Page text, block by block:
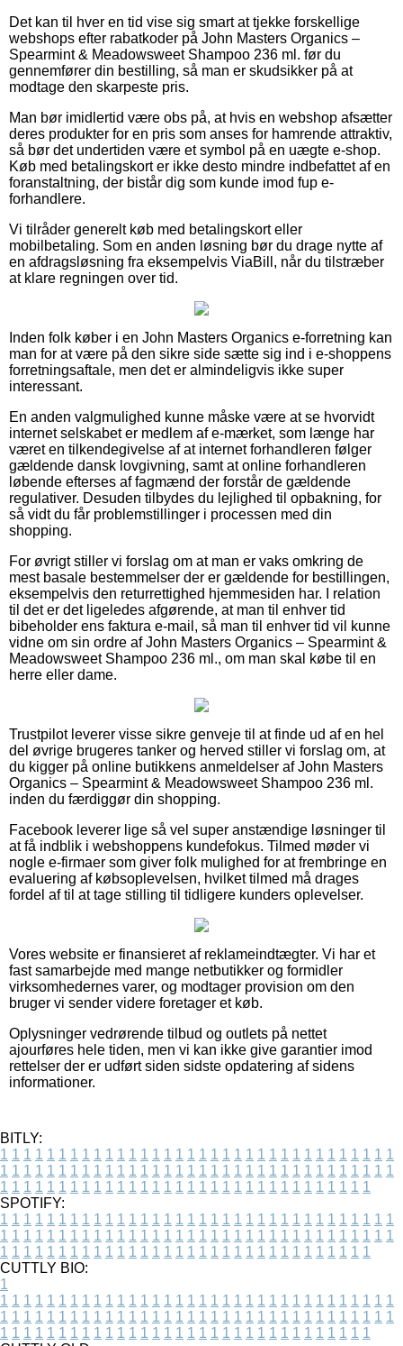
Det kan til hver en tid vise sig smart at tjekke forskellige
webshops efter rabatkoder på John Masters Organics –
Spearmint & Meadowsweet Shampoo 236 ml. før du
gennemfører din bestilling, så man er skudsikker på at
modtage den skarpeste pris.
Man bør imidlertid være obs på, at hvis en webshop afsætter
deres produkter for en pris som anses for hamrende attraktiv,
så bør det undertiden være et symbol på en uægte e-shop.
Køb med betalingskort er ikke desto mindre indbefattet af en
foranstaltning, der bistår dig som kunde imod fup e-
forhandlere.
Vi tilråder generelt køb med betalingskort eller
mobilbetaling. Som en anden løsning bør du drage nytte af
en afdragsløsning fra eksempelvis ViaBill, når du tilstræber
at klare regningen over tid.
Inden folk køber i en John Masters Organics e-forretning kan
man for at være på den sikre side sætte sig ind i e-shoppens
forretningsaftale, men det er almindeligvis ikke super
interessant.
En anden valgmulighed kunne måske være at se hvorvidt
internet selskabet er medlem af e-mærket, som længe har
været en tilkendegivelse af at internet forhandleren følger
gældende dansk lovgivning, samt at online forhandleren
løbende efterses af fagmænd der forstår de gældende
regulativer. Desuden tilbydes du lejlighed til opbakning, for
så vidt du får problemstillinger i processen med din
shopping.
For øvrigt stiller vi forslag om at man er vaks omkring de
mest basale bestemmelser der er gældende for bestillingen,
eksempelvis den returrettighed hjemmesiden har. I relation
til det er det ligeledes afgørende, at man til enhver tid
bibeholder ens faktura e-mail, så man til enhver tid vil kunne
vidne om sin ordre af John Masters Organics – Spearmint &
Meadowsweet Shampoo 236 ml., om man skal købe til en
herre eller dame.
Trustpilot leverer visse sikre genveje til at finde ud af en hel
del øvrige brugeres tanker og herved stiller vi forslag om, at
du kigger på online butikkens anmeldelser af John Masters
Organics – Spearmint & Meadowsweet Shampoo 236 ml.
inden du færdiggør din shopping.
Facebook leverer lige så vel super anstændige løsninger til
at få indblik i webshoppens kundefokus. Tilmed møder vi
nogle e-firmaer som giver folk mulighed for at frembringe en
evaluering af købsoplevelsen, hvilket tilmed må drages
fordel af til at tage stilling til tidligere kunders oplevelser.
Vores website er finansieret af reklameindtægter. Vi har et
fast samarbejde med mange netbutikker og formidler
virksomhedernes varer, og modtager provision om den
bruger vi sender videre foretager et køb.
Oplysninger vedrørende tilbud og outlets på nettet
ajourføres hele tiden, men vi kan ikke give garantier imod
rettelser der er udført siden sidste opdatering af sidens
informationer.
BITLY:
1 1 1 1 1 1 1 1 1 1 1 1 1 1 1 1 1 1 1 1 1 1 1 1 1 1 1 1 1 1 1 1 1 1
1 1 1 1 1 1 1 1 1 1 1 1 1 1 1 1 1 1 1 1 1 1 1 1 1 1 1 1 1 1 1 1 1 1
1 1 1 1 1 1 1 1 1 1 1 1 1 1 1 1 1 1 1 1 1 1 1 1 1 1 1 1 1 1 1 1
SPOTIFY:
1 1 1 1 1 1 1 1 1 1 1 1 1 1 1 1 1 1 1 1 1 1 1 1 1 1 1 1 1 1 1 1 1 1
1 1 1 1 1 1 1 1 1 1 1 1 1 1 1 1 1 1 1 1 1 1 1 1 1 1 1 1 1 1 1 1 1 1
1 1 1 1 1 1 1 1 1 1 1 1 1 1 1 1 1 1 1 1 1 1 1 1 1 1 1 1 1 1 1 1
CUTTLY BIO:
1
1 1 1 1 1 1 1 1 1 1 1 1 1 1 1 1 1 1 1 1 1 1 1 1 1 1 1 1 1 1 1 1 1 1
1 1 1 1 1 1 1 1 1 1 1 1 1 1 1 1 1 1 1 1 1 1 1 1 1 1 1 1 1 1 1 1 1 1
1 1 1 1 1 1 1 1 1 1 1 1 1 1 1 1 1 1 1 1 1 1 1 1 1 1 1 1 1 1 1 1